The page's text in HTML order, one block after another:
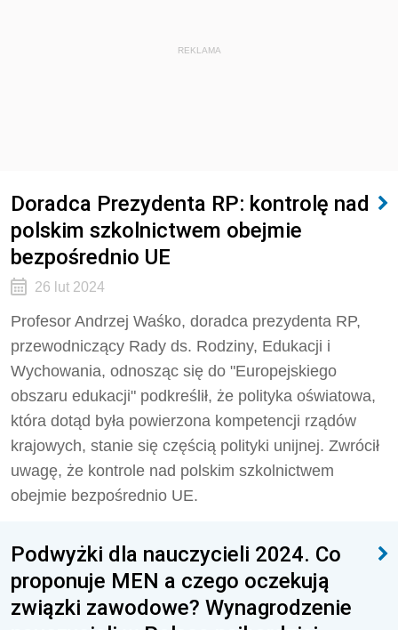
REKLAMA
Doradca Prezydenta RP: kontrolę nad
polskim szkolnictwem obejmie
bezpośrednio UE
26 lut 2024
Profesor Andrzej Waśko, doradca prezydenta RP,
przewodniczący Rady ds. Rodziny, Edukacji i
Wychowania, odnosząc się do "Europejskiego
obszaru edukacji" podkreślił, że polityka oświatowa,
która dotąd była powierzona kompetencji rządów
krajowych, stanie się częścią polityki unijnej. Zwrócił
uwagę, że kontrole nad polskim szkolnictwem
obejmie bezpośrednio UE.
Podwyżki dla nauczycieli 2024. Co
proponuje MEN a czego oczekują
związki zawodowe? Wynagrodzenie